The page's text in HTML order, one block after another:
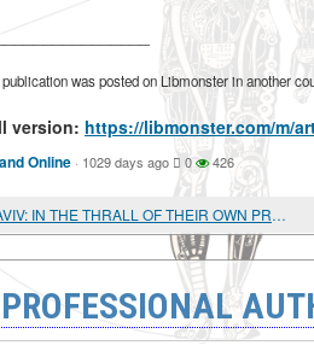
was posted on Libmonster in another
version: https://libmonster.com/
Online · 1029 days ago 0 426
TEL AVIV: IN THE THRALL OF THEIR OWN PROPAGANDA
PROFESSIONAL